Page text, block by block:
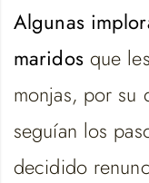
Algunas
maridos que
monjas, por su
seguían los
decidido